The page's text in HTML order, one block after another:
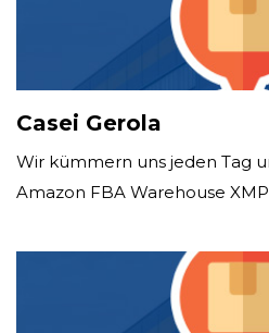
Casei Gerola
Wir kümmern uns jeden Tag
Amazon FBA Warehouse